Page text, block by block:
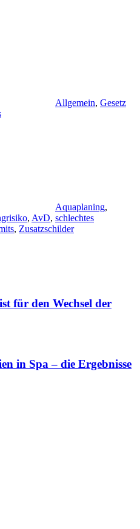
Allgemein, Gesetz
Aquaplaning,
, AvD, schlechtes
, Zusatzschilder
für den Wechsel der
in Spa – die Ergebnisse